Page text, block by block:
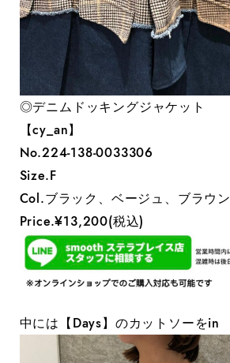
◎デニムドッキングジャケット
【cy_an】
No.224-138-0033306
Size.F
Col.ブラック、ベージュ、ブラウン
Price.¥13,200(税込)
中には【Days】のカットソーをin